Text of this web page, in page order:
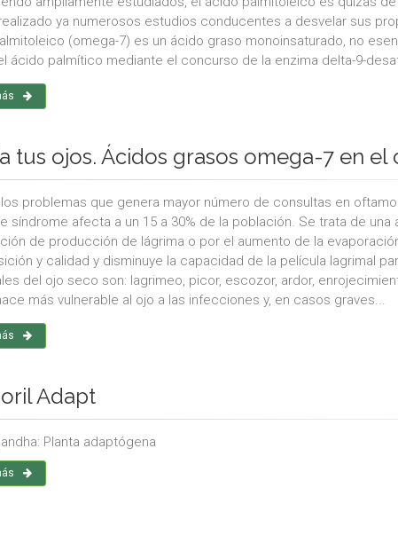
ya numerosos estudios conducentes a desvelar sus
(omega-7) es un ácido graso monoinsaturado, no
ácido palmítico mediante el concurso de la enzima delta-9-
tus ojos. Ácidos grasos omega-7 en
problemas que genera mayor número de consultas en
síndrome afecta a un 15 a 30% de la población. Se trata de
de producción de lágrima o por el aumento de la
y calidad y disminuye la capacidad de la película lagrimal
del ojo seco son: lagrimeo, picor, escozor, ardor,
más vulnerable al ojo a las infecciones y, en casos graves...
Adapt
Planta adaptógena